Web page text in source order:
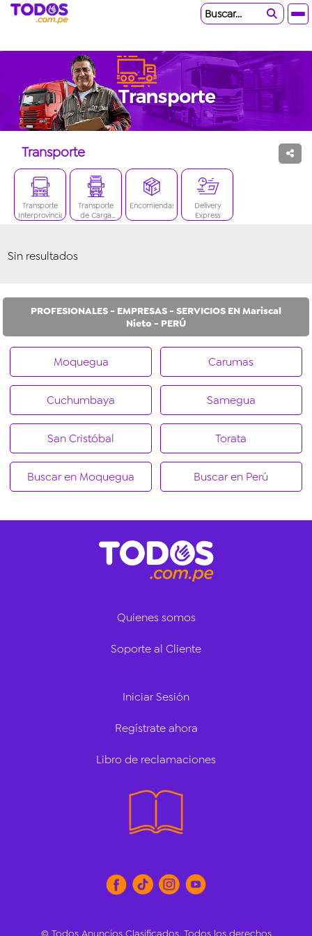
Buscar...
Transporte
Transporte
Interprovincial
Transporte
de Carga
Encomiendas
Delivery
Express
Sin resultados
PROFESIONALES - EMPRESAS - SERVICIOS EN Mariscal
Nieto - PERÚ
Moquegua Carumas
Cuchumbaya Samegua
San Cristóbal Torata
Buscar en Moquegua Buscar en Perú
Quienes somos
Soporte al Cliente
Iniciar Sesión
Regístrate ahora
Libro de reclamaciones
© Todos Anuncios Clasificados. Todos los derechos